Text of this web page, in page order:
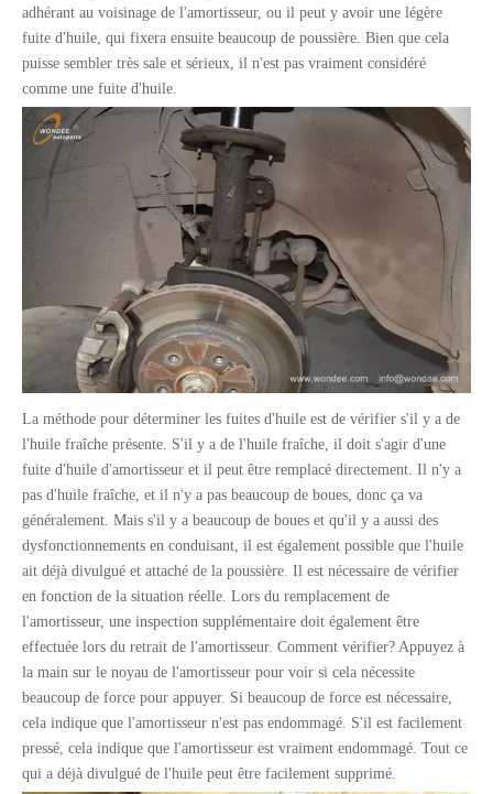
adhérant au voisinage de l'amortisseur, ou il peut y avoir une légère
fuite d'huile, qui fixera ensuite beaucoup de poussière. Bien que cela
puisse sembler très sale et sérieux, il n'est pas vraiment considéré
comme une fuite d'huile.
La méthode pour déterminer les fuites d'huile est de vérifier s'il y a de
l'huile fraîche présente. S'il y a de l'huile fraîche, il doit s'agir d'une
fuite d'huile d'amortisseur et il peut être remplacé directement. Il n'y a
pas d'huile fraîche, et il n'y a pas beaucoup de boues, donc ça va
généralement. Mais s'il y a beaucoup de boues et qu'il y a aussi des
dysfonctionnements en conduisant, il est également possible que l'huile
ait déjà divulgué et attaché de la poussière. Il est nécessaire de vérifier
en fonction de la situation réelle. Lors du remplacement de
l'amortisseur, une inspection supplémentaire doit également être
effectuée lors du retrait de l'amortisseur. Comment vérifier? Appuyez à
la main sur le noyau de l'amortisseur pour voir si cela nécessite
beaucoup de force pour appuyer. Si beaucoup de force est nécessaire,
cela indique que l'amortisseur n'est pas endommagé. S'il est facilement
pressé, cela indique que l'amortisseur est vraiment endommagé. Tout ce
qui a déjà divulgué de l'huile peut être facilement supprimé.